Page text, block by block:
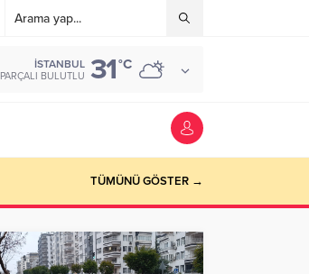
İSTANBUL
PARÇALI BULUTLU 31°C
TÜMÜNÜ GÖSTER →